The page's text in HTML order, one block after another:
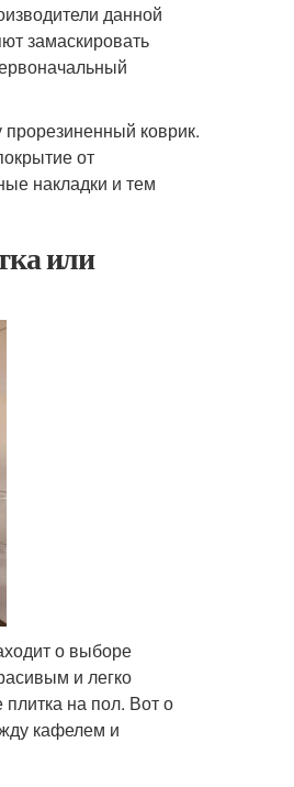
данной
замаскировать
коврик.
от
накладки и тем
или
о выборе
и легко
на пол. Вот о
кафелем и